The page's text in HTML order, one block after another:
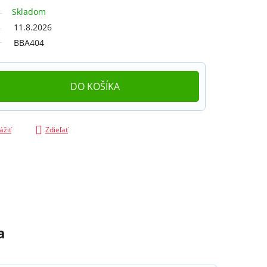
Skladom
11.8.2026
BBA404
DO KOŠÍKA
Zdieľať